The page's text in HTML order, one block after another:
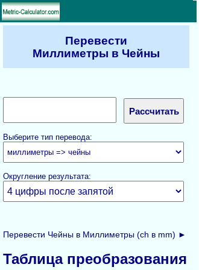
Перевести
Миллиметры в Чейны
Выберите тип перевода:
Округление результата:
Перевести Чейны в Миллиметры (ch в mm) ►
Таблица преобразования